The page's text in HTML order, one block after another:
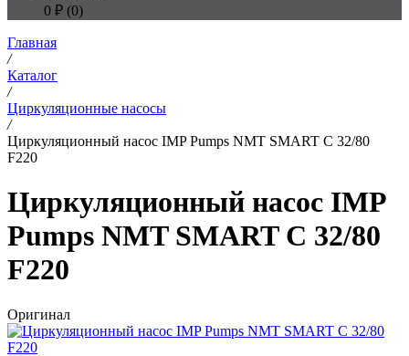
0 ₽ (0)
Главная
/
Каталог
/
Циркуляционные насосы
/
Циркуляционный насос IMP Pumps NMT SMART C 32/80
F220
Циркуляционный насос IMP
Pumps NMT SMART C 32/80
F220
Оригинал